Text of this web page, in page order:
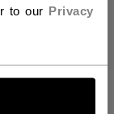
to our Privacy
/ 7% spandex
imprimé